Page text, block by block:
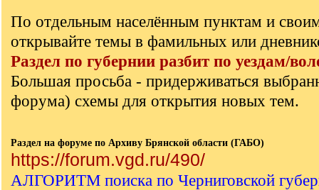
По отдельным населённым пунктам и
открывайте темы в фамильных или
Раздел по губернии разбит по уездам/
Большая просьба - придерживаться
форума) схемы для открытия новых тем.
Раздел на форуме по Архиву Брянской области (ГАБО)
https://forum.vgd.ru/490/
АЛГОРИТМ поиска по Черниговской